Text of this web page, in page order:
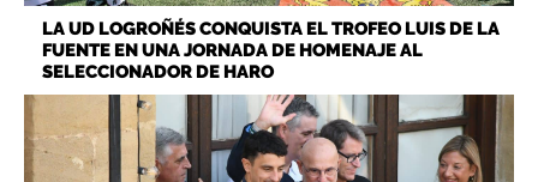
LA UD LOGROÑÉS CONQUISTA EL TROFEO LUIS DE LA
FUENTE EN UNA JORNADA DE HOMENAJE AL
SELECCIONADOR DE HARO